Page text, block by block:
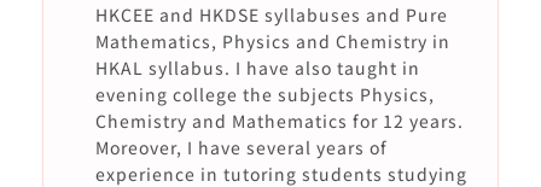
HKCEE and HKDSE syllabuses and Pure
Mathematics, Physics and Chemistry in
HKAL syllabus. I have also taught in
evening college the subjects Physics,
Chemistry and Mathematics for 12 years.
Moreover, I have several years of
experience in tutoring students studying